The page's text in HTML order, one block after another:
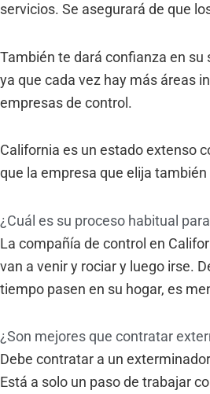
servicios. Se asegurará de que
También te dará confianza en
ya que cada vez hay más áreas
empresas de control.
California es un estado extenso
que la empresa que elija
¿Cuál es su proceso habitual
La compañía de control en
van a venir y rociar y luego irse.
tiempo pasen en su hogar, es
¿Son mejores que contratar
Debe contratar a un
Está a solo un paso de trabajar